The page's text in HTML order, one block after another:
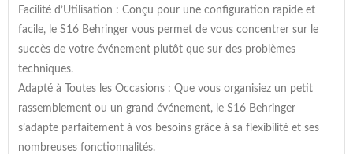
Facilité d’Utilisation : Conçu pour une configuration rapide et
facile, le S16 Behringer vous permet de vous concentrer sur le
succès de votre événement plutôt que sur des problèmes
techniques.
Adapté à Toutes les Occasions : Que vous organisiez un petit
rassemblement ou un grand événement, le S16 Behringer
s’adapte parfaitement à vos besoins grâce à sa flexibilité et ses
nombreuses fonctionnalités.